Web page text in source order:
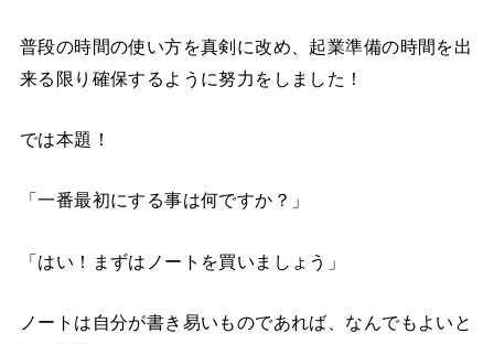
普段の時間の使い方を真剣に改め、起業準備の時間を出
来る限り確保するように努力をしました！
では本題！
「一番最初にする事は何ですか？」
「はい！まずはノートを買いましょう」
ノートは自分が書き易いものであれば、なんでもよいと